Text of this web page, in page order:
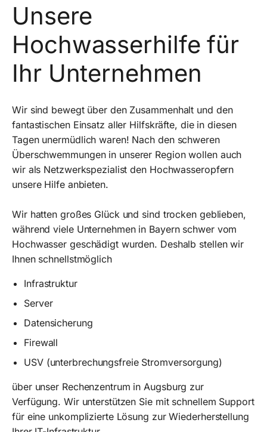
Unsere
Hochwasserhilfe für
Ihr Unternehmen
Wir sind bewegt über den Zusammenhalt und den
fantastischen Einsatz aller Hilfskräfte, die in diesen
Tagen unermüdlich waren! Nach den schweren
Überschwemmungen in unserer Region wollen auch
wir als Netzwerkspezialist den Hochwasseropfern
unsere Hilfe anbieten.
Wir hatten großes Glück und sind trocken geblieben,
während viele Unternehmen in Bayern schwer vom
Hochwasser geschädigt wurden. Deshalb stellen wir
Ihnen schnellstmöglich
Infrastruktur
Server
Datensicherung
Firewall
USV (unterbrechungsfreie Stromversorgung)
über unser Rechenzentrum in Augsburg zur
Verfügung. Wir unterstützen Sie mit schnellem Support
für eine unkomplizierte Lösung zur Wiederherstellung